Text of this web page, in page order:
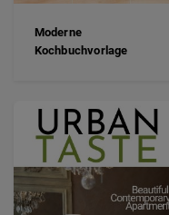
Moderne
Kochbuchvorlage